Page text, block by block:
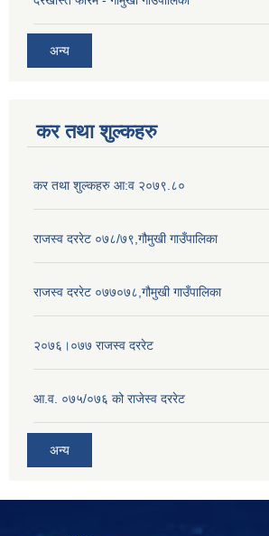
अन्य
कर तथा शुल्कहरु
कर तथा शुल्कहरु आ:व २०७९.८०
राजस्व दररेट ०७८/७९,गौमुखी गाउँपालिका
राजस्व दररेट ०७७०७८,गौमुखी गाउँपालिका
२०७६।०७७ राजस्व दररेट
आ.व. ०७५/०७६ को राजेस्व दररेट
अन्य